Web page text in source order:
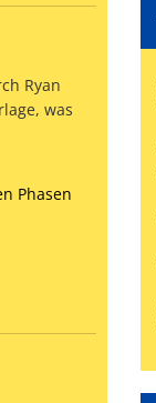
Ryan
was
Phasen